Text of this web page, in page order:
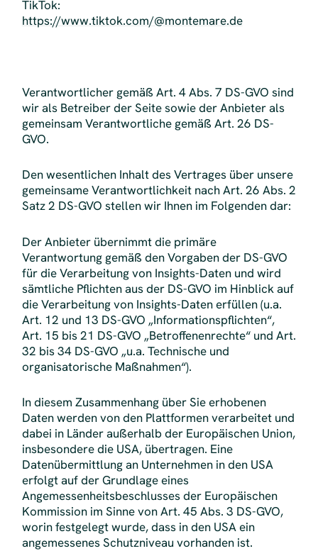
TikTok:
https://www.tiktok.com/@montemare.de
Verantwortlicher gemäß Art. 4 Abs. 7 DS-GVO sind
wir als Betreiber der Seite sowie der Anbieter als
gemeinsam Verantwortliche gemäß Art. 26 DS-
GVO.
Den wesentlichen Inhalt des Vertrages über unsere
gemeinsame Verantwortlichkeit nach Art. 26 Abs. 2
Satz 2 DS-GVO stellen wir Ihnen im Folgenden dar:
Der Anbieter übernimmt die primäre
Verantwortung gemäß den Vorgaben der DS-GVO
für die Verarbeitung von Insights-Daten und wird
sämtliche Pflichten aus der DS-GVO im Hinblick auf
die Verarbeitung von Insights-Daten erfüllen (u.a.
Art. 12 und 13 DS-GVO „Informationspflichten“,
Art. 15 bis 21 DS-GVO „Betroffenenrechte“ und Art.
32 bis 34 DS-GVO „u.a. Technische und
organisatorische Maßnahmen“).
In diesem Zusammenhang über Sie erhobenen
Daten werden von den Plattformen verarbeitet und
dabei in Länder außerhalb der Europäischen Union,
insbesondere die USA, übertragen. Eine
Datenübermittlung an Unternehmen in den USA
erfolgt auf der Grundlage eines
Angemessenheitsbeschlusses der Europäischen
Kommission im Sinne von Art. 45 Abs. 3 DS-GVO,
worin festgelegt wurde, dass in den USA ein
angemessenes Schutzniveau vorhanden ist.